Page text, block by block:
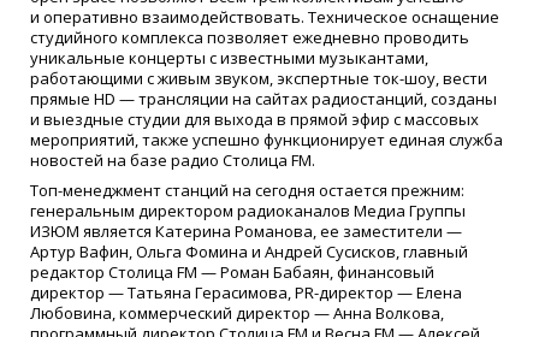
и оперативно взаимодействовать. Техническое оснащение
студийного комплекса позволяет ежедневно проводить
уникальные концерты с известными музыкантами,
работающими с живым звуком, экспертные ток-шоу, вести
прямые HD — трансляции на сайтах радиостанций, созданы
и выездные студии для выхода в прямой эфир с массовых
мероприятий, также успешно функционирует единая служба
новостей на базе радио Столица FM.
Топ-менеджмент станций на сегодня остается прежним:
генеральным директором радиоканалов Медиа Группы
ИЗЮМ является Катерина Романова, ее заместители —
Артур Вафин, Ольга Фомина и Андрей Сусисков, главный
редактор Столица FM — Роман Бабаян, финансовый
директор — Татьяна Герасимова, PR-директор — Елена
Любовина, коммерческий директор — Анна Волкова,